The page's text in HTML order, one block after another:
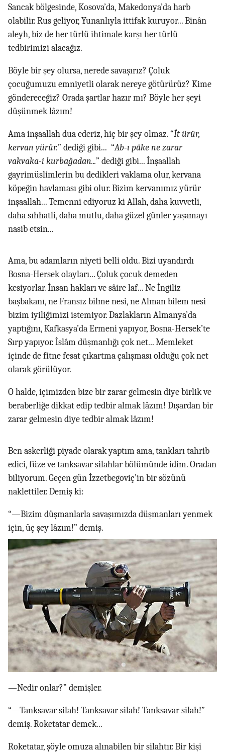
Sancak bölgesinde, Kosova’da, Makedonya’da harb
olabilir. Rus geliyor, Yunanlıyla ittifak kuruyor... Binân
aleyh, biz de her türlü ihtimale karşı her türlü
tedbirimizi alacağız.
Böyle bir şey olursa, nerede savaşırız? Çoluk
çocuğumuzu emniyetli olarak nereye götürürüz? Kime
göndereceğiz? Orada şartlar hazır mı? Böyle her şeyi
düşünmek lâzım!
Ama inşaallah dua ederiz, hiç bir şey olmaz. “İt ürür,
kervan yürür.” dediği gibi... “Ab-ı pâke ne zarar
vakvaka-i kurbağadan...” dediği gibi... İnşaallah
gayrimüslimlerin bu dedikleri vaklama olur, kervana
köpeğin havlaması gibi olur. Bizim kervanımız yürür
inşaallah... Temenni ediyoruz ki Allah, daha kuvvetli,
daha sıhhatli, daha mutlu, daha güzel günler yaşamayı
nasib etsin...
Ama, bu adamların niyeti belli oldu. Bizi uyandırdı
Bosna-Hersek olayları... Çoluk çocuk demeden
kesiyorlar. İnsan hakları ve sâire laf... Ne İngiliz
başbakanı, ne Fransız bilme nesi, ne Alman bilem nesi
bizim iyiliğimizi istemiyor. Dazlakların Almanya’da
yaptığını, Kafkasya’da Ermeni yapıyor, Bosna-Hersek’te
Sırp yapıyor. İslâm düşmanlığı çok net... Memleket
içinde de fitne fesat çıkartma çalışması olduğu çok net
olarak görülüyor.
O halde, içimizden bize bir zarar gelmesin diye birlik ve
beraberliğe dikkat edip tedbir almak lâzım! Dışardan bir
zarar gelmesin diye tedbir almak lâzım!
Ben askerliği piyade olarak yaptım ama, tankları tahrib
edici, füze ve tanksavar silahlar bölümünde idim. Oradan
biliyorum. Geçen gün İzzetbegoviç’in bir sözünü
naklettiler. Demiş ki:
“—Bizim düşmanlarla savaşımızda düşmanları yenmek
için, üç şey lâzım!” demiş.
—Nedir onlar?” demişler.
“—Tanksavar silah! Tanksavar silah! Tanksavar silah!”
demiş. Roketatar demek...
Roketatar, şöyle omuza alınabilen bir silahtır. Bir kişi